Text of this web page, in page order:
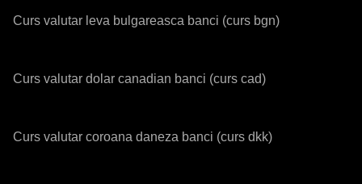
Curs valutar leva bulgareasca banci (curs bgn)
Curs valutar dolar canadian banci (curs cad)
Curs valutar coroana daneza banci (curs dkk)